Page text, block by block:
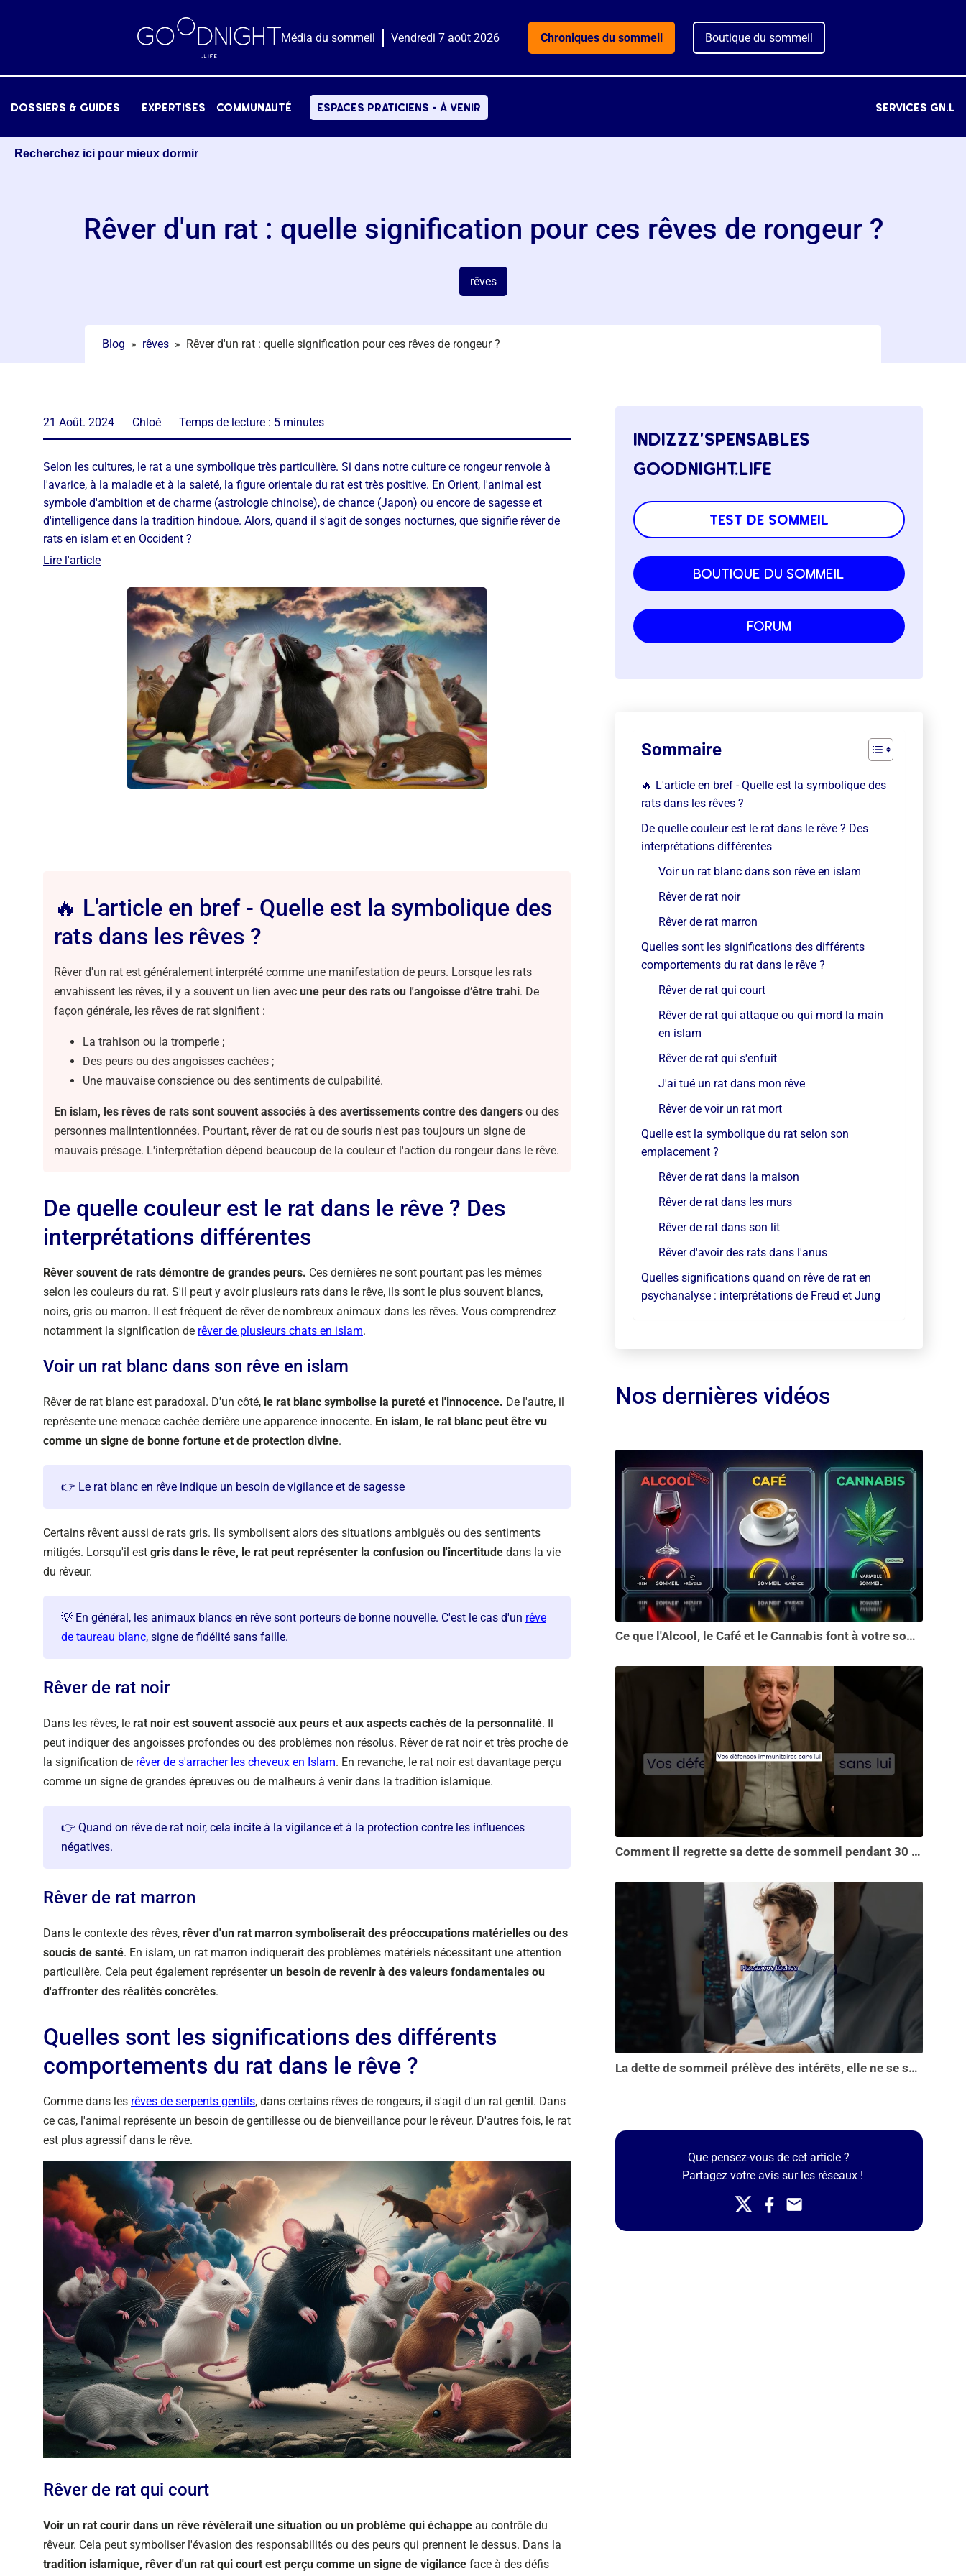
Média du sommeil Vendredi 7 août 2026 Chroniques du sommeil Boutique du sommeil
dossiers & Guides expertises communauté espaces praticiens - à venir services gn.l
Recherchez ici pour mieux dormir
Rêver d'un rat : quelle signification pour ces rêves de rongeur ?
rêves
Blog » rêves » Rêver d'un rat : quelle signification pour ces rêves de rongeur ?
21 Août. 2024 Chloé Temps de lecture : 5 minutes
Selon les cultures, le rat a une symbolique très particulière. Si dans notre culture ce rongeur renvoie à
l'avarice, à la maladie et à la saleté, la figure orientale du rat est très positive. En Orient, l'animal est
symbole d'ambition et de charme (astrologie chinoise), de chance (Japon) ou encore de sagesse et
d'intelligence dans la tradition hindoue. Alors, quand il s'agit de songes nocturnes, que signifie rêver de
rats en islam et en Occident ?
Lire l'article
🔥 L'article en bref - Quelle est la symbolique des
rats dans les rêves ?
Rêver d'un rat est généralement interprété comme une manifestation de peurs. Lorsque les rats
envahissent les rêves, il y a souvent un lien avec une peur des rats ou l'angoisse d’être trahi. De
façon générale, les rêves de rat signifient :
La trahison ou la tromperie ;
Des peurs ou des angoisses cachées ;
Une mauvaise conscience ou des sentiments de culpabilité.
En islam, les rêves de rats sont souvent associés à des avertissements contre des dangers ou des
personnes malintentionnées. Pourtant, rêver de rat ou de souris n'est pas toujours un signe de
mauvais présage. L'interprétation dépend beaucoup de la couleur et l'action du rongeur dans le rêve.
De quelle couleur est le rat dans le rêve ? Des
interprétations différentes
Rêver souvent de rats démontre de grandes peurs. Ces dernières ne sont pourtant pas les mêmes
selon les couleurs du rat. S'il peut y avoir plusieurs rats dans le rêve, ils sont le plus souvent blancs,
noirs, gris ou marron. Il est fréquent de rêver de nombreux animaux dans les rêves. Vous comprendrez
notamment la signification de rêver de plusieurs chats en islam.
Voir un rat blanc dans son rêve en islam
Rêver de rat blanc est paradoxal. D'un côté, le rat blanc symbolise la pureté et l'innocence. De l'autre, il
représente une menace cachée derrière une apparence innocente. En islam, le rat blanc peut être vu
comme un signe de bonne fortune et de protection divine.
👉 Le rat blanc en rêve indique un besoin de vigilance et de sagesse
Certains rêvent aussi de rats gris. Ils symbolisent alors des situations ambiguës ou des sentiments
mitigés. Lorsqu'il est gris dans le rêve, le rat peut représenter la confusion ou l'incertitude dans la vie
du rêveur.
💡 En général, les animaux blancs en rêve sont porteurs de bonne nouvelle. C'est le cas d'un rêve
de taureau blanc, signe de fidélité sans faille.
Rêver de rat noir
Dans les rêves, le rat noir est souvent associé aux peurs et aux aspects cachés de la personnalité. Il
peut indiquer des angoisses profondes ou des problèmes non résolus. Rêver de rat noir et très proche de
la signification de rêver de s'arracher les cheveux en Islam. En revanche, le rat noir est davantage perçu
comme un signe de grandes épreuves ou de malheurs à venir dans la tradition islamique.
👉 Quand on rêve de rat noir, cela incite à la vigilance et à la protection contre les influences
négatives.
Rêver de rat marron
Dans le contexte des rêves, rêver d'un rat marron symboliserait des préoccupations matérielles ou des
soucis de santé. En islam, un rat marron indiquerait des problèmes matériels nécessitant une attention
particulière. Cela peut également représenterun besoin de revenir à des valeurs fondamentales ou
d'affronter des réalités concrètes.
Quelles sont les significations des différents
comportements du rat dans le rêve ?
Comme dans les rêves de serpents gentils, dans certains rêves de rongeurs, il s'agit d'un rat gentil. Dans
ce cas, l'animal représente un besoin de gentillesse ou de bienveillance pour le rêveur. D'autres fois, le rat
est plus agressif dans le rêve.
Rêver de rat qui court
Voir un rat courir dans un rêve révèlerait une situation ou un problème qui échappe au contrôle du
rêveur. Cela peut symboliser l'évasion des responsabilités ou des peurs qui prennent le dessus. Dans la
tradition islamique, rêver d'un rat qui court est perçu comme un signe de vigilance face à des défis
indizzz’spensables
goodnight.life
test de sommeil
boutique du sommeil
forum
Sommaire
🔥 L'article en bref - Quelle est la symbolique des
rats dans les rêves ?
De quelle couleur est le rat dans le rêve ? Des
interprétations différentes
Voir un rat blanc dans son rêve en islam
Rêver de rat noir
Rêver de rat marron
Quelles sont les significations des différents
comportements du rat dans le rêve ?
Rêver de rat qui court
Rêver de rat qui attaque ou qui mord la main
en islam
Rêver de rat qui s'enfuit
J'ai tué un rat dans mon rêve
Rêver de voir un rat mort
Quelle est la symbolique du rat selon son
emplacement ?
Rêver de rat dans la maison
Rêver de rat dans les murs
Rêver de rat dans son lit
Rêver d'avoir des rats dans l'anus
Quelles significations quand on rêve de rat en
psychanalyse : interprétations de Freud et Jung
Nos dernières vidéos
Ce que l'Alcool, le Café et le Cannabis font à votre sommeil vous choquera
Comment il regrette sa dette de sommeil pendant 30 ans.
La dette de sommeil prélève des intérêts, elle ne se solde pas en une seule nuit...
Que pensez-vous de cet article ?
Partagez votre avis sur les réseaux !